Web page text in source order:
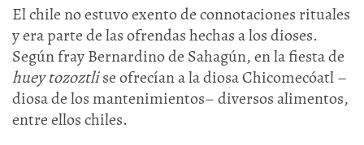
El chile no estuvo exento de connotaciones rituales
y era parte de las ofrendas hechas a los dioses.
Según fray Bernardino de Sahagún, en la fiesta de
huey tozoztlise ofrecían a la diosa Chicomecóatl –
diosa de los mantenimientos– diversos alimentos,
entre ellos chiles.